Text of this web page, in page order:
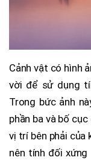
Cảnh vật có hình
vời để sử dụng
Trong bức ảnh
phần ba và bố
vị trí bên phải của
nên tính đối